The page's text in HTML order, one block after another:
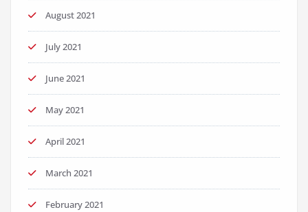
August 2021
July 2021
June 2021
May 2021
April 2021
March 2021
February 2021